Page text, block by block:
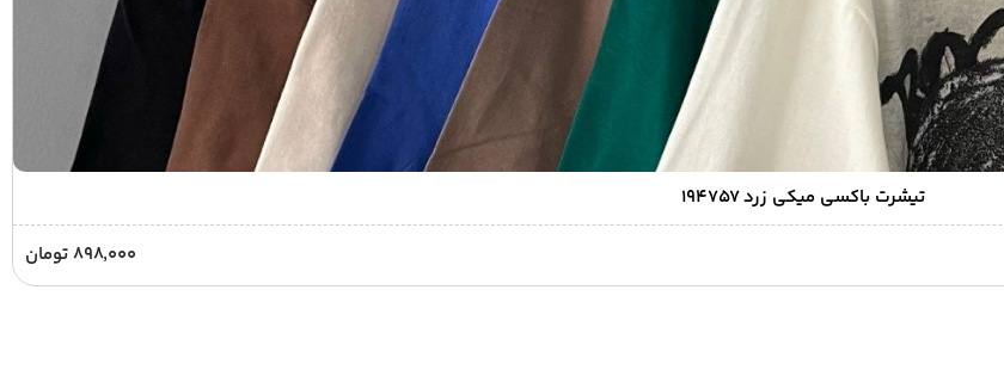
تیشرت باکسی میکی زرد ۱۹۴۷۵۷
۸۹۸,۰۰۰تومان